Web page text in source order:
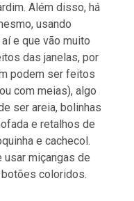
Além disso, há
usando
e que vão muito
das janelas, por
podem ser feitos
com meias), algo
ser areia, bolinhas
e retalhos de
e cachecol.
miçangas de
coloridos.